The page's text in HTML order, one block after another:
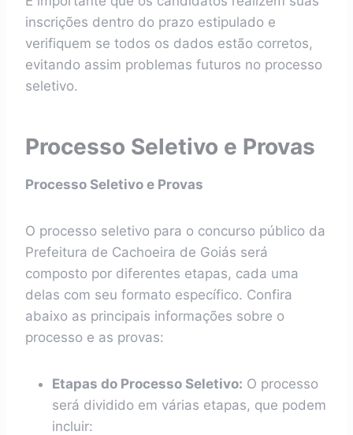
inscrições dentro do prazo estipulado e
verifiquem se todos os dados estão corretos,
evitando assim problemas futuros no processo
seletivo.
Processo Seletivo e Provas
Processo Seletivo e Provas
O processo seletivo para o concurso público da
Prefeitura de Cachoeira de Goiás será
composto por diferentes etapas, cada uma
delas com seu formato específico. Confira
abaixo as principais informações sobre o
processo e as provas:
Etapas do Processo Seletivo: O processo
será dividido em várias etapas, que podem
incluir: